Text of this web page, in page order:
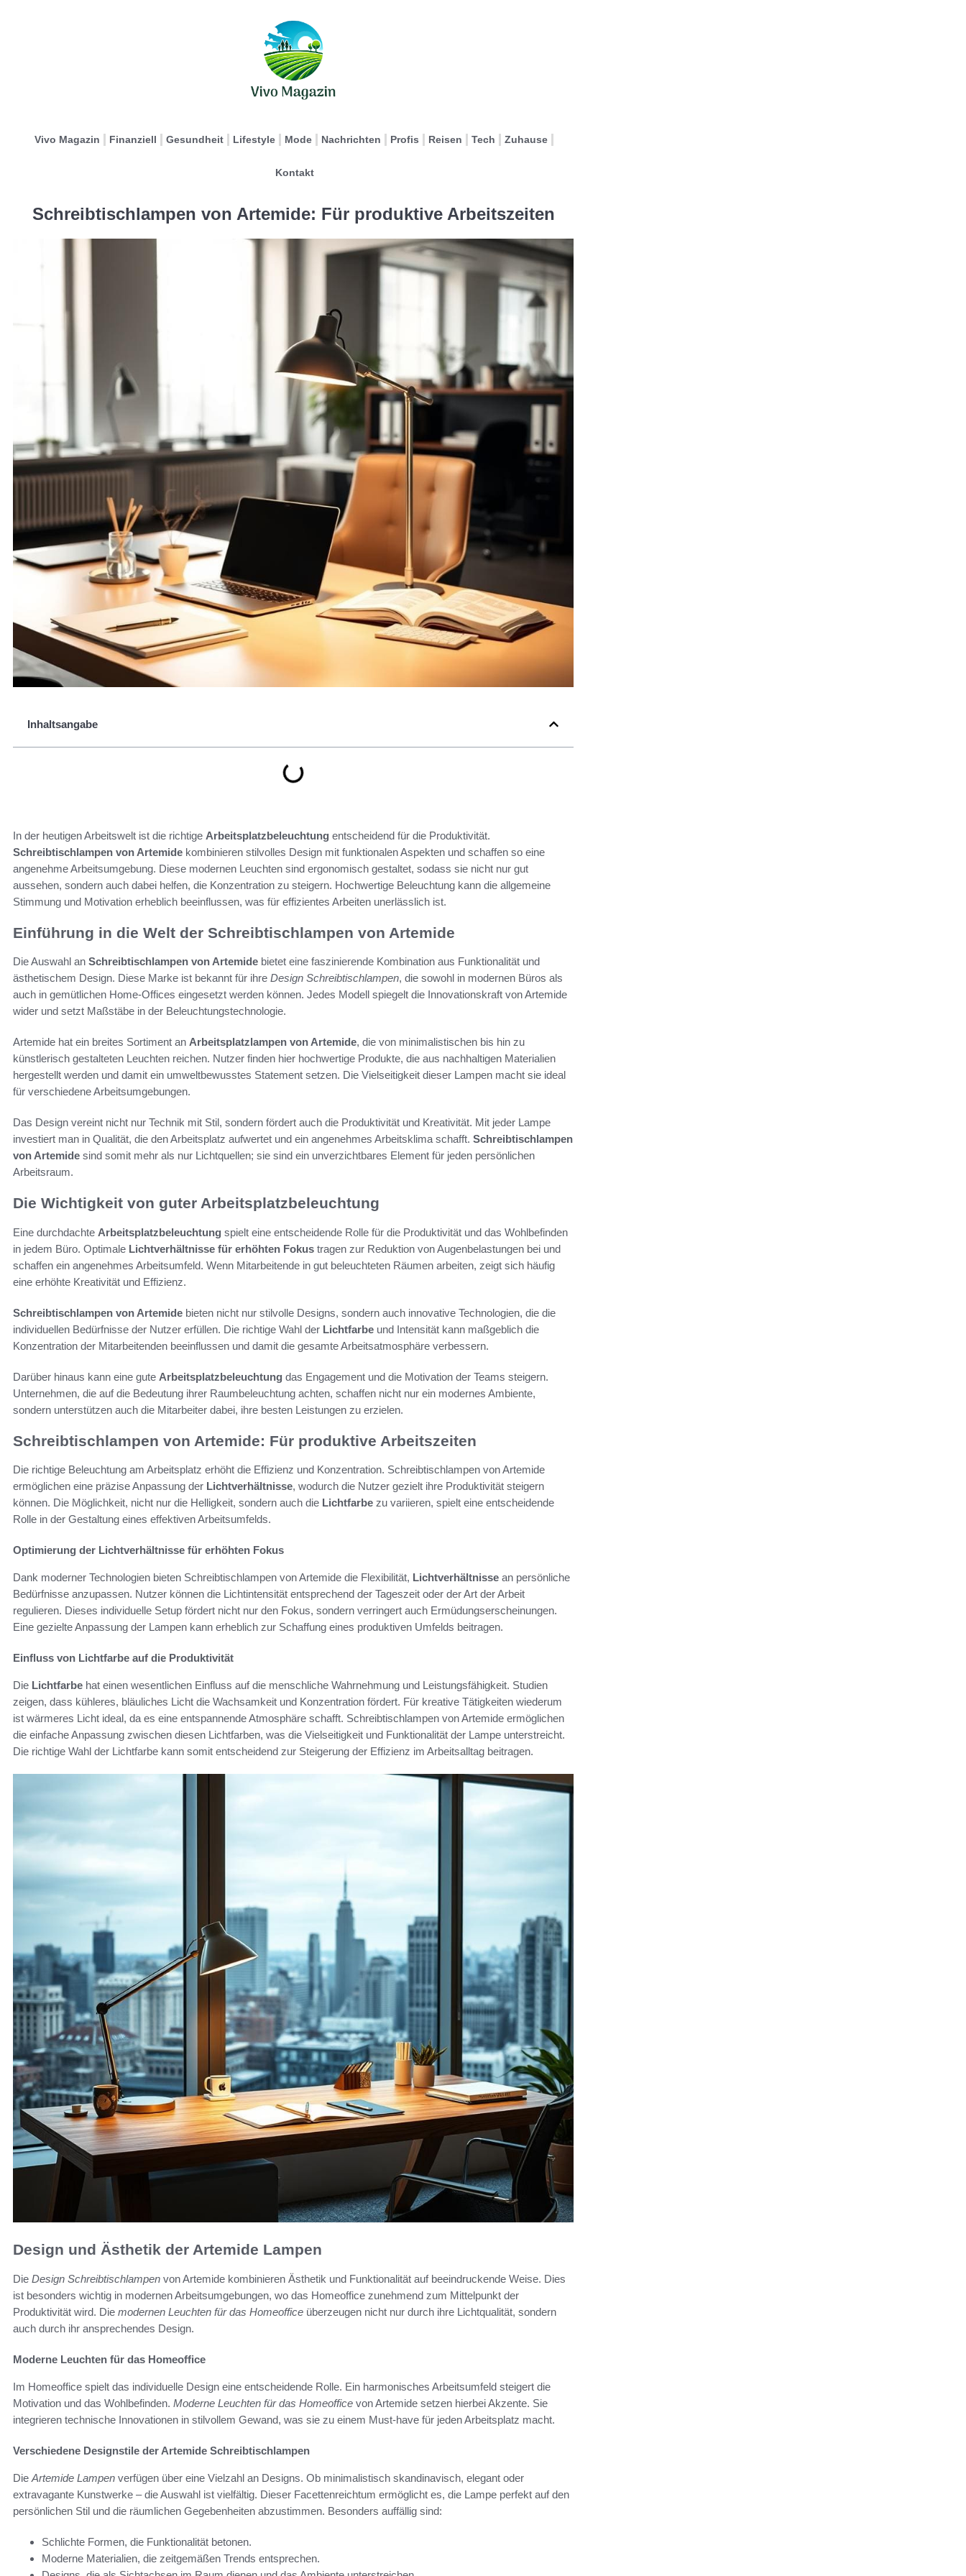
Vivo Magazin Finanziell Gesundheit Lifestyle Mode Nachrichten Profis Reisen Tech Zuhause
Kontakt
Schreibtischlampen von Artemide: Für produktive Arbeitszeiten
Inhaltsangabe
In der heutigen Arbeitswelt ist die richtige Arbeitsplatzbeleuchtung entscheidend für die Produktivität.
Schreibtischlampen von Artemide kombinieren stilvolles Design mit funktionalen Aspekten und schaffen so eine
angenehme Arbeitsumgebung. Diese modernen Leuchten sind ergonomisch gestaltet, sodass sie nicht nur gut
aussehen, sondern auch dabei helfen, die Konzentration zu steigern. Hochwertige Beleuchtung kann die allgemeine
Stimmung und Motivation erheblich beeinflussen, was für effizientes Arbeiten unerlässlich ist.
Einführung in die Welt der Schreibtischlampen von Artemide
Die Auswahl an Schreibtischlampen von Artemide bietet eine faszinierende Kombination aus Funktionalität und
ästhetischem Design. Diese Marke ist bekannt für ihre Design Schreibtischlampen, die sowohl in modernen Büros als
auch in gemütlichen Home-Offices eingesetzt werden können. Jedes Modell spiegelt die Innovationskraft von Artemide
wider und setzt Maßstäbe in der Beleuchtungstechnologie.
Artemide hat ein breites Sortiment an Arbeitsplatzlampen von Artemide, die von minimalistischen bis hin zu
künstlerisch gestalteten Leuchten reichen. Nutzer finden hier hochwertige Produkte, die aus nachhaltigen Materialien
hergestellt werden und damit ein umweltbewusstes Statement setzen. Die Vielseitigkeit dieser Lampen macht sie ideal
für verschiedene Arbeitsumgebungen.
Das Design vereint nicht nur Technik mit Stil, sondern fördert auch die Produktivität und Kreativität. Mit jeder Lampe
investiert man in Qualität, die den Arbeitsplatz aufwertet und ein angenehmes Arbeitsklima schafft. Schreibtischlampen
von Artemide sind somit mehr als nur Lichtquellen; sie sind ein unverzichtbares Element für jeden persönlichen
Arbeitsraum.
Die Wichtigkeit von guter Arbeitsplatzbeleuchtung
Eine durchdachte Arbeitsplatzbeleuchtung spielt eine entscheidende Rolle für die Produktivität und das Wohlbefinden
in jedem Büro. Optimale Lichtverhältnisse für erhöhten Fokus tragen zur Reduktion von Augenbelastungen bei und
schaffen ein angenehmes Arbeitsumfeld. Wenn Mitarbeitende in gut beleuchteten Räumen arbeiten, zeigt sich häufig
eine erhöhte Kreativität und Effizienz.
Schreibtischlampen von Artemide bieten nicht nur stilvolle Designs, sondern auch innovative Technologien, die die
individuellen Bedürfnisse der Nutzer erfüllen. Die richtige Wahl der Lichtfarbe und Intensität kann maßgeblich die
Konzentration der Mitarbeitenden beeinflussen und damit die gesamte Arbeitsatmosphäre verbessern.
Darüber hinaus kann eine gute Arbeitsplatzbeleuchtung das Engagement und die Motivation der Teams steigern.
Unternehmen, die auf die Bedeutung ihrer Raumbeleuchtung achten, schaffen nicht nur ein modernes Ambiente,
sondern unterstützen auch die Mitarbeiter dabei, ihre besten Leistungen zu erzielen.
Schreibtischlampen von Artemide: Für produktive Arbeitszeiten
Die richtige Beleuchtung am Arbeitsplatz erhöht die Effizienz und Konzentration. Schreibtischlampen von Artemide
ermöglichen eine präzise Anpassung der Lichtverhältnisse, wodurch die Nutzer gezielt ihre Produktivität steigern
können. Die Möglichkeit, nicht nur die Helligkeit, sondern auch die Lichtfarbe zu variieren, spielt eine entscheidende
Rolle in der Gestaltung eines effektiven Arbeitsumfelds.
Optimierung der Lichtverhältnisse für erhöhten Fokus
Dank moderner Technologien bieten Schreibtischlampen von Artemide die Flexibilität, Lichtverhältnisse an persönliche
Bedürfnisse anzupassen. Nutzer können die Lichtintensität entsprechend der Tageszeit oder der Art der Arbeit
regulieren. Dieses individuelle Setup fördert nicht nur den Fokus, sondern verringert auch Ermüdungserscheinungen.
Eine gezielte Anpassung der Lampen kann erheblich zur Schaffung eines produktiven Umfelds beitragen.
Einfluss von Lichtfarbe auf die Produktivität
Die Lichtfarbe hat einen wesentlichen Einfluss auf die menschliche Wahrnehmung und Leistungsfähigkeit. Studien
zeigen, dass kühleres, bläuliches Licht die Wachsamkeit und Konzentration fördert. Für kreative Tätigkeiten wiederum
ist wärmeres Licht ideal, da es eine entspannende Atmosphäre schafft. Schreibtischlampen von Artemide ermöglichen
die einfache Anpassung zwischen diesen Lichtfarben, was die Vielseitigkeit und Funktionalität der Lampe unterstreicht.
Die richtige Wahl der Lichtfarbe kann somit entscheidend zur Steigerung der Effizienz im Arbeitsalltag beitragen.
Design und Ästhetik der Artemide Lampen
Die Design Schreibtischlampen von Artemide kombinieren Ästhetik und Funktionalität auf beeindruckende Weise. Dies
ist besonders wichtig in modernen Arbeitsumgebungen, wo das Homeoffice zunehmend zum Mittelpunkt der
Produktivität wird. Die modernen Leuchten für das Homeoffice überzeugen nicht nur durch ihre Lichtqualität, sondern
auch durch ihr ansprechendes Design.
Moderne Leuchten für das Homeoffice
Im Homeoffice spielt das individuelle Design eine entscheidende Rolle. Ein harmonisches Arbeitsumfeld steigert die
Motivation und das Wohlbefinden. Moderne Leuchten für das Homeoffice von Artemide setzen hierbei Akzente. Sie
integrieren technische Innovationen in stilvollem Gewand, was sie zu einem Must-have für jeden Arbeitsplatz macht.
Verschiedene Designstile der Artemide Schreibtischlampen
Die Artemide Lampen verfügen über eine Vielzahl an Designs. Ob minimalistisch skandinavisch, elegant oder
extravagante Kunstwerke – die Auswahl ist vielfältig. Dieser Facettenreichtum ermöglicht es, die Lampe perfekt auf den
persönlichen Stil und die räumlichen Gegebenheiten abzustimmen. Besonders auffällig sind:
Schlichte Formen, die Funktionalität betonen.
Moderne Materialien, die zeitgemäßen Trends entsprechen.